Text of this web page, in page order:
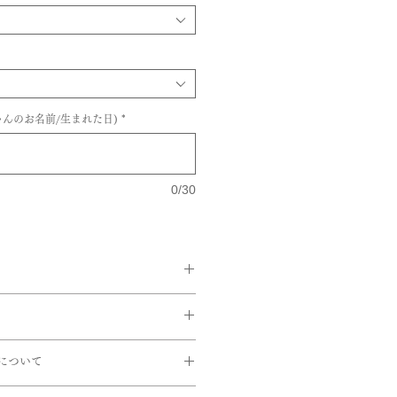
んのお名前/生まれた日) *
0/30
ーゴールド,K18ピンクゴール
の上ご注文をお願いいたしま
ついて